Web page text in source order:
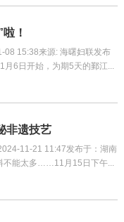
！
08 15:38来源: 海曙妇联发布
月6日开始，为期5天的鄞江...
非遗技艺
11-21 11:47发布于：湖南
不能太多……11月15日下午...